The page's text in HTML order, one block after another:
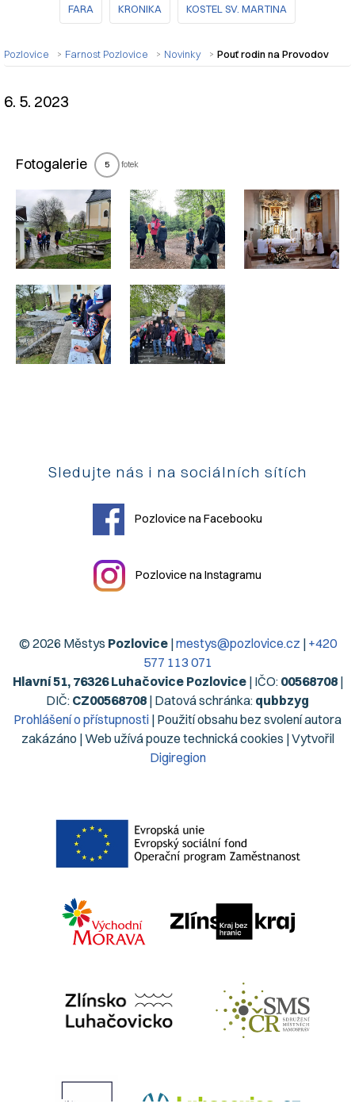
FARA KRONIKA KOSTEL SV. MARTINA
Pozlovice Farnost Pozlovice Novinky Pouť rodin na Provodov
Nadpis článku
6. 5. 2023
Fotogalerie 5 fotek
Sledujte nás i na sociálních sítích
Pozlovice na Facebooku
Pozlovice na Instagramu
© 2026 Městys Pozlovice|mestys@pozlovice.cz | +420
577 113 071
Hlavní 51, 76326 Luhačovice Pozlovice| IČO: 00568708|
DIČ: CZ00568708 | Datová schránka: qubbzyg
Prohlášení o přístupnosti | Použití obsahu bez svolení autora
zakázáno | Web užívá pouze technická cookies | Vytvořil
Digiregion